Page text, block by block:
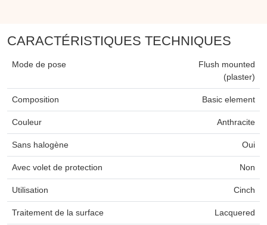
CARACTÉRISTIQUES TECHNIQUES
Mode de pose
Flush mounted
(plaster)
Composition Basic element
Couleur Anthracite
Sans halogène Oui
Avec volet de protection Non
Utilisation Cinch
Traitement de la surface Lacquered